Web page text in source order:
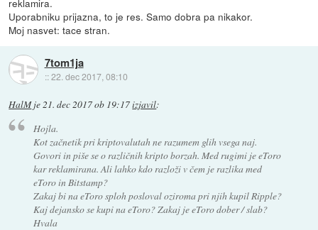
reklamira.
Uporabniku prijazna, to je res. Samo dobra pa nikakor.
Moj nasvet: tace stran.
7tom1ja
::22. dec 2017, 08:10
HalMje21. dec 2017 ob 19:17izjavil:
Hojla.
Kot začnetik pri kriptovalutah ne razumem glih vsega naj.
Govori in piše se o različnih kripto borzah. Med rugimi je eToro
kar reklamirana. Ali lahko kdo razloži v čem je razlika med
eToro in Bitstamp?
Zakaj bi na eToro sploh posloval oziroma pri njih kupil Ripple?
Kaj dejansko se kupi na eToro? Zakaj je eToro dober / slab?
Hvala